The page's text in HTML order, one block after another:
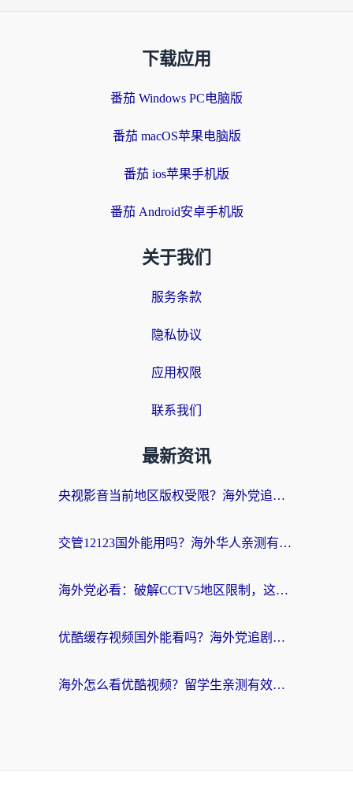
下载应用
番茄 Windows PC电脑版
番茄 macOS苹果电脑版
番茄 ios苹果手机版
番茄 Android安卓手机版
关于我们
服务条款
隐私协议
应用权限
联系我们
最新资讯
央视影音当前地区版权受限？海外党追剧看片的终极解决方案来了
交管12123国外能用吗？海外华人亲测有效的回国加速器选择指南
海外党必看：破解CCTV5地区限制，这样看欧洲杯奥运直播才够爽！
优酷缓存视频国外能看吗？海外党追剧看片的终极解决方案来了
海外怎么看优酷视频？留学生亲测有效的回国加速器选择指南